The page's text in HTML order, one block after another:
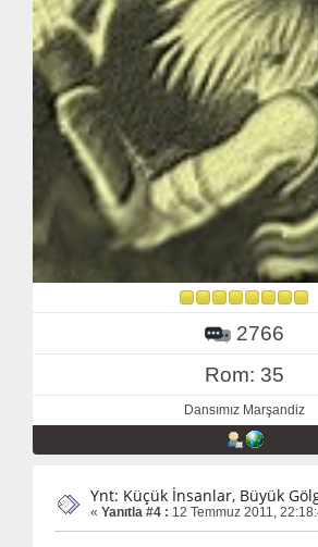
2766
Rom: 35
Dansımız Marşandiz
Ynt: Küçük İnsanlar, Büyük
« Yanıtla #4 : 12 Temmuz 2011,